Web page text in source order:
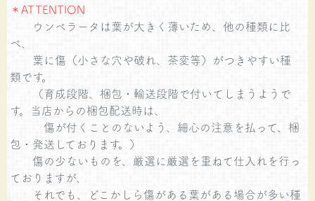
＊ATTENTION
ウンベラータは葉が大きく薄いため、他の種類に比
べ、
葉に傷（小さな穴や破れ、茶変等）がつきやすい種
類です。
（育成段階、梱包・輸送段階で付いてしまうようで
す。当店からの梱包配送時は、
傷が付くことのないよう、細心の注意を払って、梱
包・発送しております。）
傷の少ないものを、厳選に厳選を重ねて仕入れを行っ
ておりますが、
それでも、どこかしら傷がある葉がある場合が多い種